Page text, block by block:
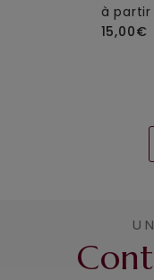
à partir
15,00€